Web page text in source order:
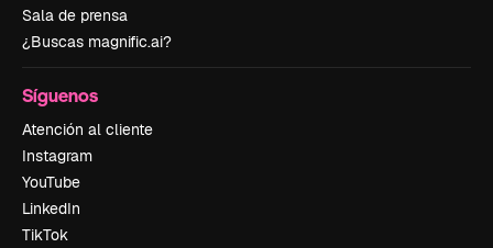
Sala de prensa
¿Buscas magnific.ai?
Síguenos
Atención al cliente
Instagram
YouTube
LinkedIn
TikTok